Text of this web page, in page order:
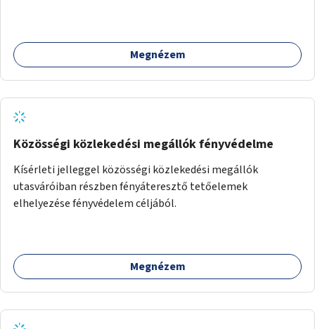
Megnézem
Közösségi közlekedési megállók fényvédelme
Kísérleti jelleggel közösségi közlekedési megállók
utasváróiban részben fényáteresztő tetőelemek
elhelyezése fényvédelem céljából.
Megnézem